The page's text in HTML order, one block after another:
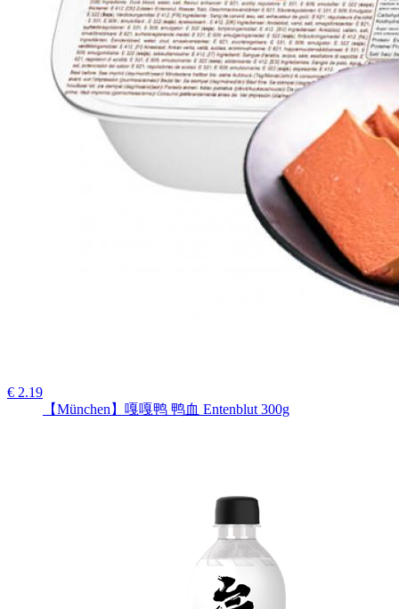
€ 2.19
【München】嘎嘎鸭 鸭血 Entenblut 300g